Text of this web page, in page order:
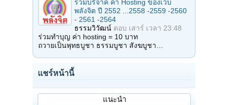
ร่วมบริจาค ค่า Hosting ของเว็บ
พลังจิต ปี 2552 ...2558 -2559 -2560
- 2561 -2564
ธรรมวิวัฒน์ ตอบ เสาร์ เวลา 23:48
ร่วมทำบุญ ค่า hosting = 10 บาท
ถวายเป็นพุทธบูชา ธรรมบูชา สังฆบูชา…
แชร์หน้านี้
แนะนำ